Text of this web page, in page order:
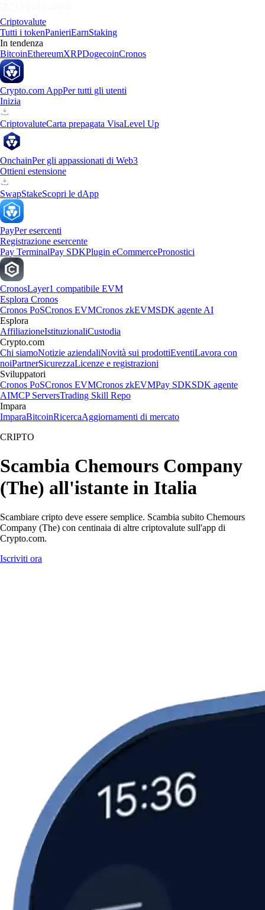
Criptovalute
Tutti i tokenPanieriEarnStaking
In tendenza
BitcoinEthereumXRPDogecoinCronos
Crypto.com AppPer tutti gli utenti
Inizia
CriptovaluteCarta prepagata VisaLevel Up
OnchainPer gli appassionati di Web3
Ottieni estensione
SwapStakeScopri le dApp
PayPer esercenti
Registrazione esercente
Pay TerminalPay SDKPlugin eCommercePronostici
CronosLayer1 compatibile EVM
Esplora Cronos
Cronos PoSCronos EVMCronos zkEVMSDK agente AI
Esplora
AffiliazioneIstituzionaliCustodia
Crypto.com
Chi siamoNotizie aziendaliNovità sui prodottiEventiLavora con
noiPartnerSicurezzaLicenze e registrazioni
Sviluppatori
Cronos PoSCronos EVMCronos zkEVMPay SDKSDK agente
AIMCP ServersTrading Skill Repo
Impara
ImparaBitcoinRicercaAggiornamenti di mercato
CRIPTO
Scambia Chemours Company
(The) all'istante in Italia
Scambiare cripto deve essere semplice. Scambia subito Chemours
Company (The) con centinaia di altre criptovalute sull'app di
Crypto.com.
Iscriviti ora